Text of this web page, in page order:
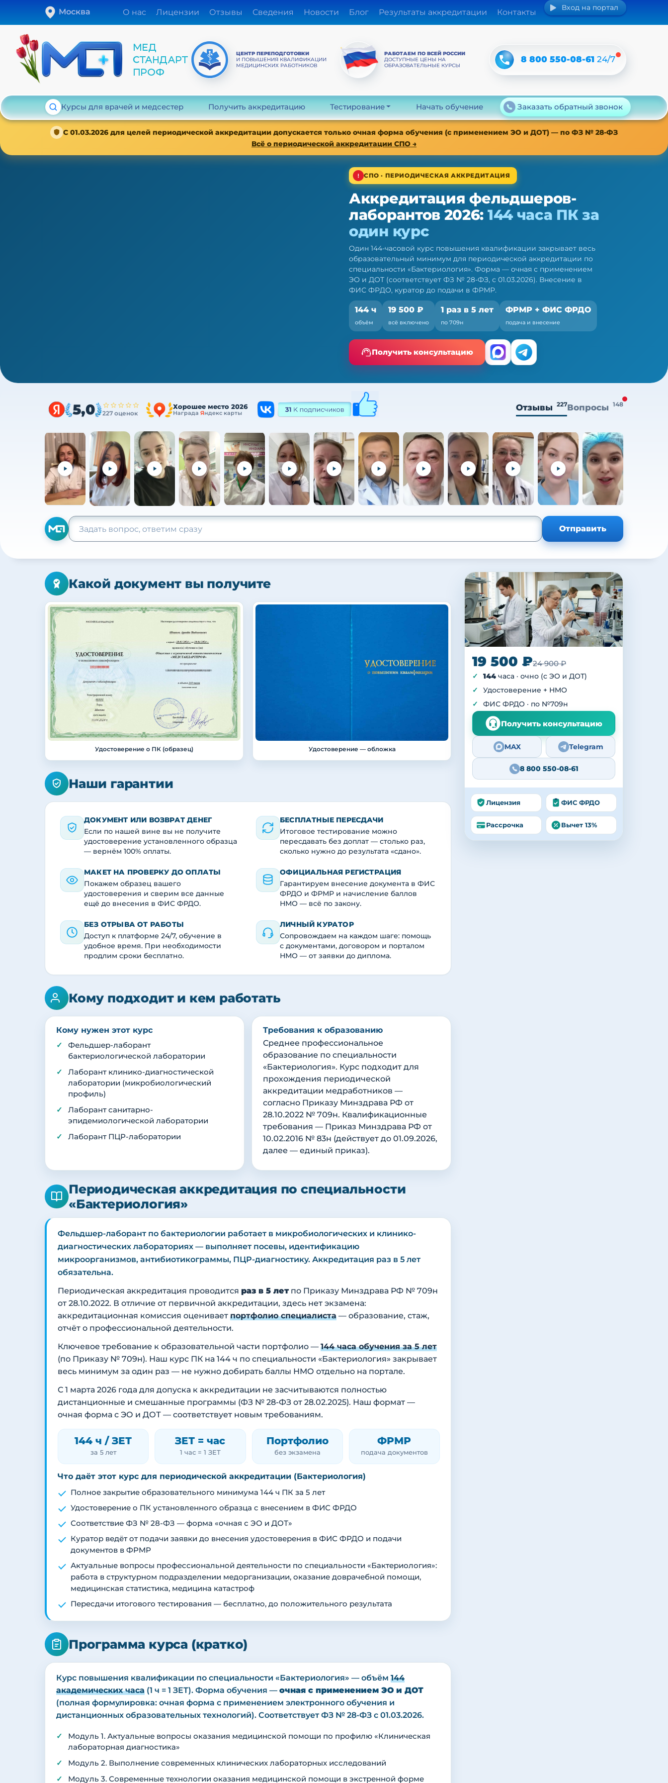
Москва О нас Лицензии Отзывы Сведения Новости Блог Результаты аккредитации Контакты
Вход на портал
ЦЕНТР ПЕРЕПОДГОТОВКИ
И ПОВЫШЕНИЯ КВАЛИФИКАЦИИ
МЕДИЦИНСКИХ РАБОТНИКОВ
РАБОТАЕМ ПО ВСЕЙ РОССИИ
ДОСТУПНЫЕ ЦЕНЫ НА
ОБРАЗОВАТЕЛЬНЫЕ КУРСЫ
8 800 550-08-6124/7
Курсы для врачей и медсестер Получить аккредитацию Тестирование Начать обучение Заказать обратный звонок
С 01.03.2026 для целей периодической аккредитации допускается только очная форма обучения (с применением ЭО и ДОТ) — по ФЗ № 28-ФЗ
Всё о периодической аккредитации СПО →
СПО · ПЕРИОДИЧЕСКАЯ АККРЕДИТАЦИЯ
Аккредитация фельдшеров-
лаборантов 2026: 144 часа ПК за
один курс
Один 144-часовой курс повышения квалификации закрывает весь
образовательный минимум для периодической аккредитации по
специальности «Бактериология». Форма — очная с применением
ЭО и ДОТ (соответствует ФЗ № 28-ФЗ, с 01.03.2026). Внесение в
ФИС ФРДО, куратор до подачи в ФРМР.
144 ч
объём
19 500 ₽
всё включено
1 раз в 5 лет
по 709н
ФРМР + ФИС ФРДО
подача и внесение
Получить консультацию
5,0 227 оценок
Хорошее место 2026
НаградаЯндекс карты
Отзывы 227Вопросы 148
Отправить
Какой документ вы получите
Удостоверение о ПК (образец) Удостоверение — обложка
Наши гарантии
ДОКУМЕНТ ИЛИ ВОЗВРАТ ДЕНЕГ
Если по нашей вине вы не получите
удостоверение установленного образца
— вернём 100% оплаты.
БЕСПЛАТНЫЕ ПЕРЕСДАЧИ
Итоговое тестирование можно
пересдавать без доплат — столько раз,
сколько нужно до результата «сдано».
МАКЕТ НА ПРОВЕРКУ ДО ОПЛАТЫ
Покажем образец вашего
удостоверения и сверим все данные
ещё до внесения в ФИС ФРДО.
ОФИЦИАЛЬНАЯ РЕГИСТРАЦИЯ
Гарантируем внесение документа в ФИС
ФРДО и ФРМР и начисление баллов
НМО — всё по закону.
БЕЗ ОТРЫВА ОТ РАБОТЫ
Доступ к платформе 24/7, обучение в
удобное время. При необходимости
продлим сроки бесплатно.
ЛИЧНЫЙ КУРАТОР
Сопровождаем на каждом шаге: помощь
с документами, договором и порталом
НМО — от заявки до диплома.
Кому подходит и кем работать
Кому нужен этот курс
Фельдшер-лаборант
бактериологической лаборатории
Лаборант клинико-диагностической
лаборатории (микробиологический
профиль)
Лаборант санитарно-
эпидемиологической лаборатории
Лаборант ПЦР-лаборатории
Требования к образованию
Среднее профессиональное
образование по специальности
«Бактериология». Курс подходит для
прохождения периодической
аккредитации медработников —
согласно Приказу Минздрава РФ от
28.10.2022 № 709н. Квалификационные
требования — Приказ Минздрава РФ от
10.02.2016 № 83н (действует до 01.09.2026,
далее — единый приказ).
Периодическая аккредитация по специальности
«Бактериология»
Фельдшер-лаборант по бактериологии работает в микробиологических и клинико-
диагностических лабораториях — выполняет посевы, идентификацию
микроорганизмов, антибиотикограммы, ПЦР-диагностику. Аккредитация раз в 5 лет
обязательна.
Периодическая аккредитация проводится раз в 5 летпо Приказу Минздрава РФ № 709н
от 28.10.2022. В отличие от первичной аккредитации, здесь нет экзамена:
аккредитационная комиссия оценивает портфолио специалиста — образование, стаж,
отчёт о профессиональной деятельности.
Ключевое требование к образовательной части портфолио — 144 часа обучения за 5 лет
(по Приказу № 709н). Наш курс ПК на 144 ч по специальности «Бактериология» закрывает
весь минимум за один раз — не нужно добирать баллы НМО отдельно на портале.
С 1 марта 2026 года для допуска к аккредитации не засчитываются полностью
дистанционные и смешанные программы (ФЗ № 28-ФЗ от 28.02.2025). Наш формат —
очная форма с ЭО и ДОТ — соответствует новым требованиям.
144 ч / ЗЕТ
за 5 лет
ЗЕТ = час
1 час = 1 ЗЕТ
Портфолио
без экзамена
ФРМР
подача документов
Что даёт этот курс для периодической аккредитации (Бактериология)
Полное закрытие образовательного минимума 144 ч ПК за 5 лет
Удостоверение о ПК установленного образца с внесением в ФИС ФРДО
Соответствие ФЗ № 28-ФЗ — форма «очная с ЭО и ДОТ»
Куратор ведёт от подачи заявки до внесения удостоверения в ФИС ФРДО и подачи
документов в ФРМР
Актуальные вопросы профессиональной деятельности по специальности «Бактериология»:
работа в структурном подразделении медорганизации, оказание доврачебной помощи,
медицинская статистика, медицина катастроф
Пересдачи итогового тестирования — бесплатно, до положительного результата
Программа курса (кратко)
Курс повышения квалификации по специальности «Бактериология» — объём 144
академических часа (1 ч = 1 ЗЕТ). Форма обучения — очная с применением ЭО и ДОТ
(полная формулировка: очная форма с применением электронного обучения и
дистанционных образовательных технологий). Соответствует ФЗ № 28-ФЗ с 01.03.2026.
Модуль 1. Актуальные вопросы оказания медицинской помощи по профилю «Клиническая
лабораторная диагностика»
Модуль 2. Выполнение современных клинических лабораторных исследований
Модуль 3. Современные технологии оказания медицинской помощи в экстренной форме
19 500 ₽24 900 ₽
144 часа · очно (с ЭО и ДОТ)
Удостоверение + НМО
ФИС ФРДО · по №709н
Получить консультацию
MAX Telegram
8 800 550-08-61
Лицензия ФИС ФРДО
Рассрочка Вычет 13%